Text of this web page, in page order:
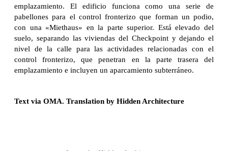
emplazamiento. El edificio funciona como una serie de
pabellones para el control fronterizo que forman un podio,
con una «Miethaus» en la parte superior. Está elevado del
suelo, separando las viviendas del Checkpoint y dejando el
nivel de la calle para las actividades relacionadas con el
control fronterizo, que penetran en la parte trasera del
emplazamiento e incluyen un aparcamiento subterráneo.
Text via OMA. Translation by Hidden Architecture